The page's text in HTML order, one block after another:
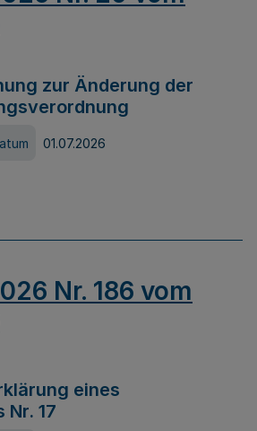
zur Änderung der
01.07.2026
Nr. 186 vom
eines
17